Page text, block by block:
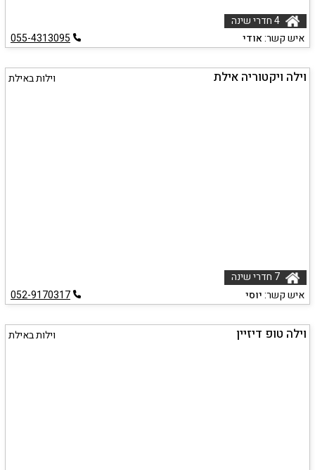
איש קשר:אודי 055-4313095
וילה ויקטוריה אילת וילות באילת
איש קשר:יוסי 052-9170317
וילה טופ דיזיין וילות באילת